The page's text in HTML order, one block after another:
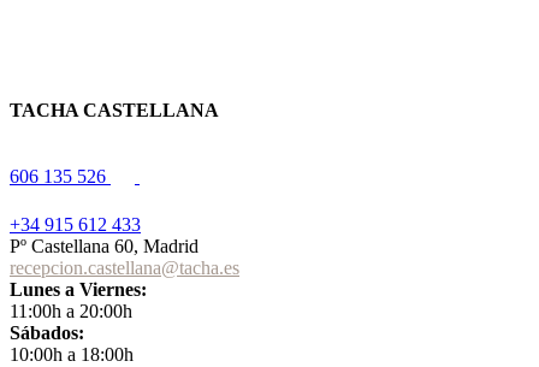
TACHA CASTELLANA
606 135 526
+34 915 612 433
Pº Castellana 60, Madrid
recepcion.castellana@tacha.es
Lunes a Viernes:
11:00h a 20:00h
Sábados:
10:00h a 18:00h